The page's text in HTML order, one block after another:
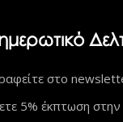
στο
5% έκπτωση